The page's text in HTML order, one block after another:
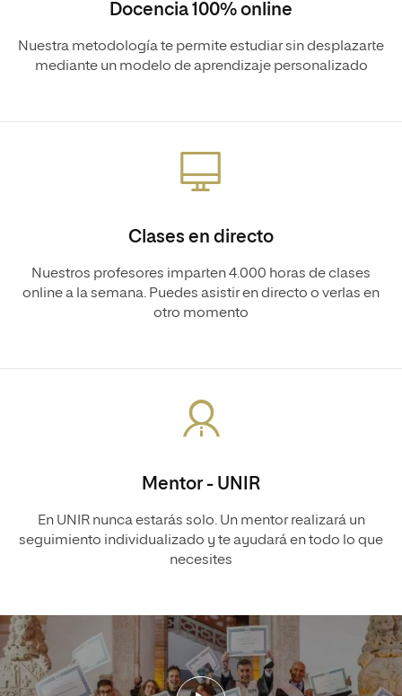
Docencia 100% online
Nuestra metodología te permite estudiar sin desplazarte
mediante un modelo de aprendizaje personalizado
Clases en directo
Nuestros profesores imparten 4.000 horas de clases
online a la semana. Puedes asistir en directo o verlas en
otro momento
Mentor - UNIR
En UNIR nunca estarás solo. Un mentor realizará un
seguimiento individualizado y te ayudará en todo lo que
necesites